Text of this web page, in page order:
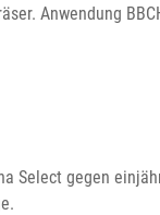
Anwendung
Select gegen